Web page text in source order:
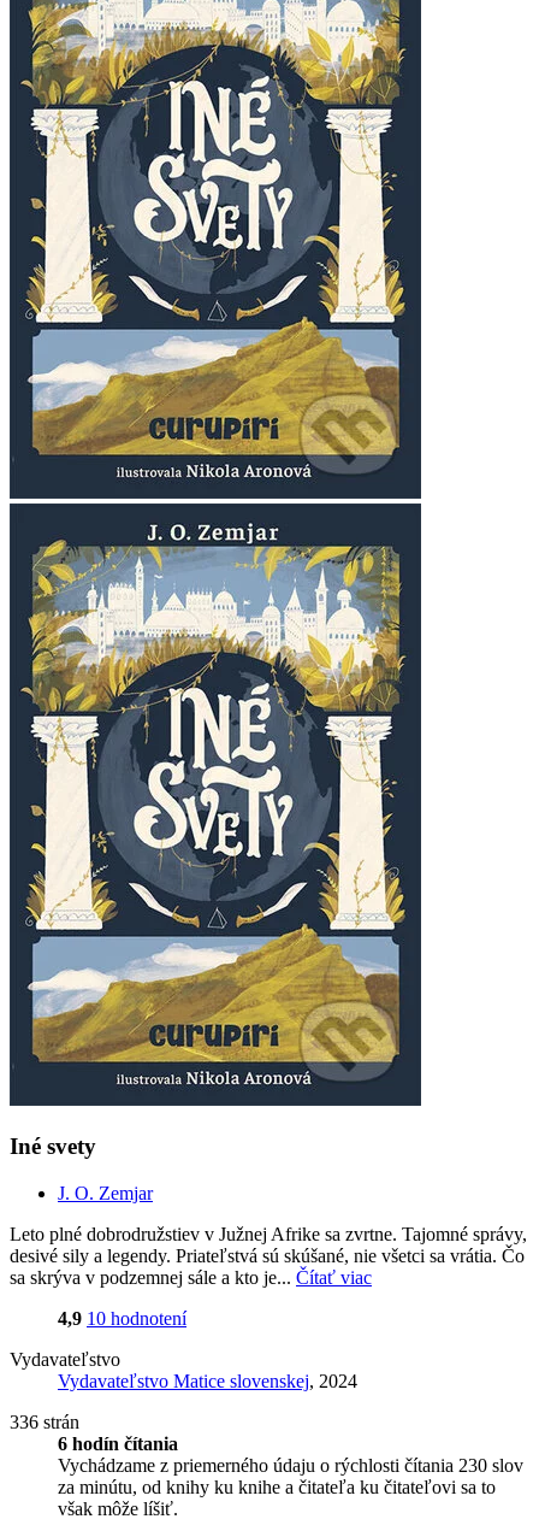
Iné svety
J. O. Zemjar
Leto plné dobrodružstiev v Južnej Afrike sa zvrtne. Tajomné správy,
desivé sily a legendy. Priateľstvá sú skúšané, nie všetci sa vrátia. Čo
sa skrýva v podzemnej sále a kto je... Čítať viac
4,9 10 hodnotení
Vydavateľstvo
Vydavateľstvo Matice slovenskej, 2024
336 strán
6 hodín čítania
Vychádzame z priemerného údaju o rýchlosti čítania 230 slov
za minútu, od knihy ku knihe a čitateľa ku čitateľovi sa to
však môže líšiť.